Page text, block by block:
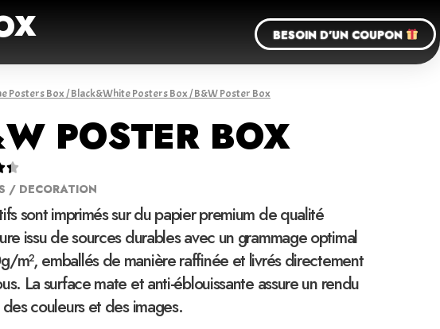
BESOIN D'UN COUPON
Posters Box/Black&White Posters Box/ B&W Poster Box
POSTER BOX

/ DECORATION
sont imprimés sur du papier premium de qualité
issu de sources durables avec un grammage optimal
m², emballés de manière raffinée et livrés directement
La surface mate et anti-éblouissante assure un rendu
couleurs et des images.